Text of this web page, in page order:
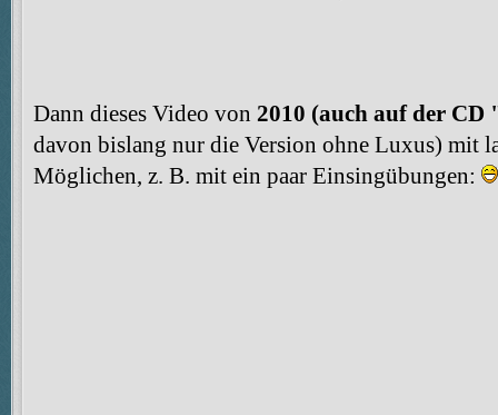
Dann dieses Video von 2010 (auch auf der CD
davon bislang nur die Version ohne Luxus) mit
Möglichen, z. B. mit ein paar Einsingübungen: